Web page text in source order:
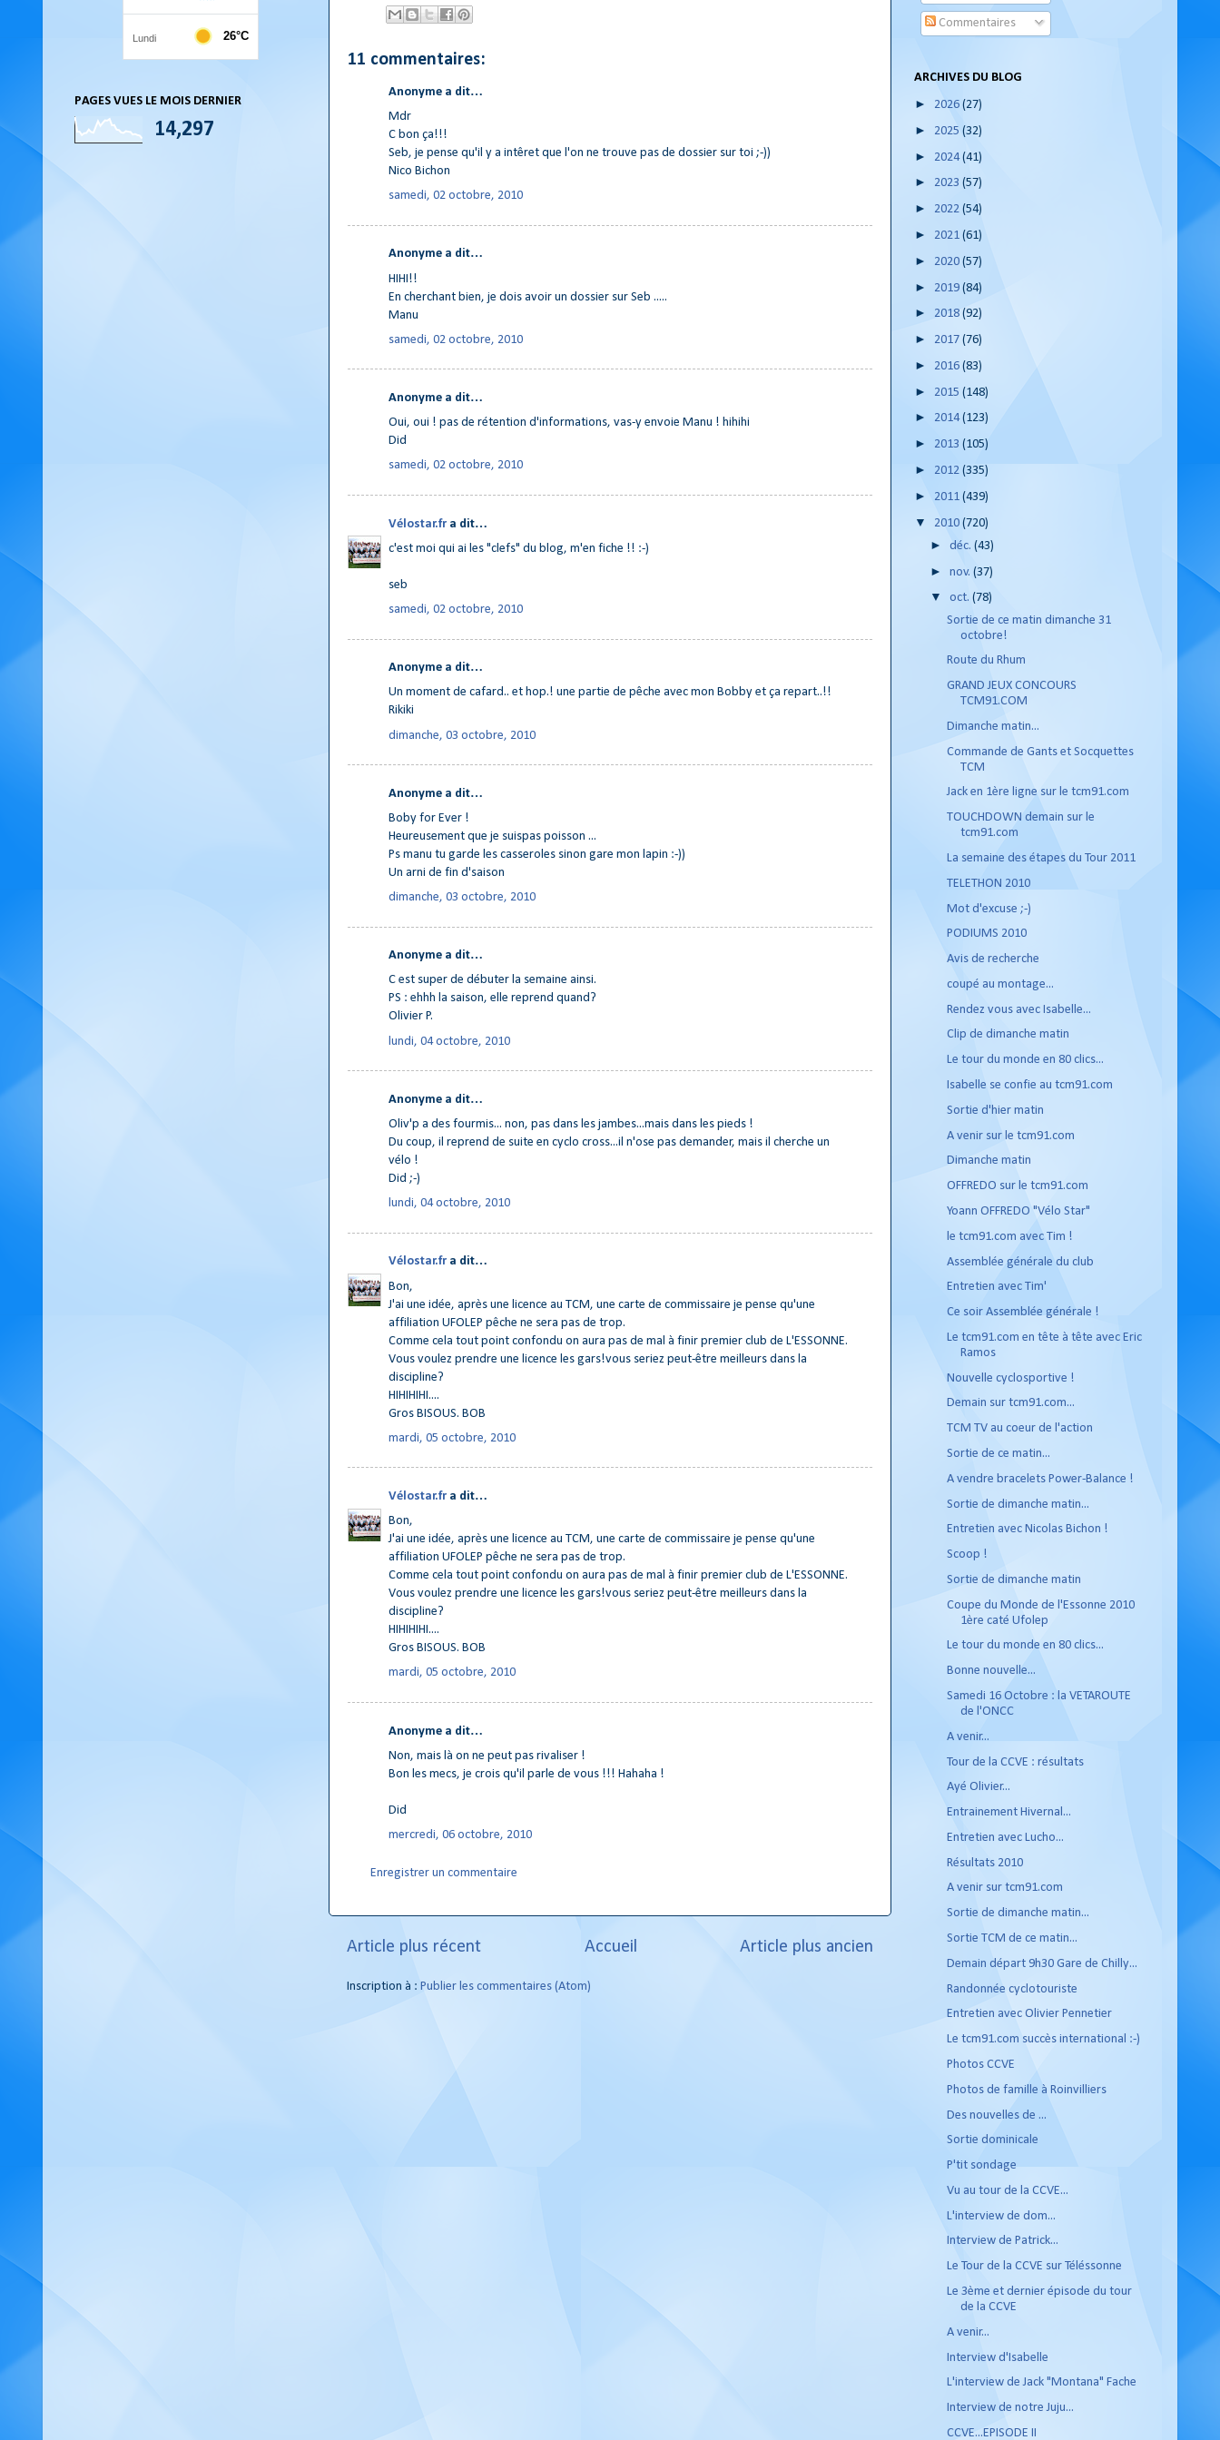
11 commentaires:
Anonyme a dit…
Mdr
C bon ça!!!
Seb, je pense qu'il y a intêret que l'on ne trouve pas de dossier sur toi ;-))
Nico Bichon
samedi, 02 octobre, 2010
Anonyme a dit…
HIHI!!
En cherchant bien, je dois avoir un dossier sur Seb .....
Manu
samedi, 02 octobre, 2010
Anonyme a dit…
Oui, oui ! pas de rétention d'informations, vas-y envoie Manu ! hihihi
Did
samedi, 02 octobre, 2010
Vélostar.fr a dit…
c'est moi qui ai les "clefs" du blog, m'en fiche !! :-)
seb
samedi, 02 octobre, 2010
Anonyme a dit…
Un moment de cafard.. et hop.! une partie de pêche avec mon Bobby et ça repart..!!
Rikiki
dimanche, 03 octobre, 2010
Anonyme a dit…
Boby for Ever !
Heureusement que je suispas poisson ...
Ps manu tu garde les casseroles sinon gare mon lapin :-))
Un arni de fin d'saison
dimanche, 03 octobre, 2010
Anonyme a dit…
C est super de débuter la semaine ainsi.
PS : ehhh la saison, elle reprend quand?
Olivier P.
lundi, 04 octobre, 2010
Anonyme a dit…
Oliv'p a des fourmis... non, pas dans les jambes...mais dans les pieds !
Du coup, il reprend de suite en cyclo cross...il n'ose pas demander, mais il cherche un
vélo !
Did ;-)
lundi, 04 octobre, 2010
Vélostar.fr a dit…
Bon,
J'ai une idée, après une licence au TCM, une carte de commissaire je pense qu'une
affiliation UFOLEP pêche ne sera pas de trop.
Comme cela tout point confondu on aura pas de mal à finir premier club de L'ESSONNE.
Vous voulez prendre une licence les gars!vous seriez peut-être meilleurs dans la
discipline?
HIHIHIHI....
Gros BISOUS. BOB
mardi, 05 octobre, 2010
Vélostar.fr a dit…
Bon,
J'ai une idée, après une licence au TCM, une carte de commissaire je pense qu'une
affiliation UFOLEP pêche ne sera pas de trop.
Comme cela tout point confondu on aura pas de mal à finir premier club de L'ESSONNE.
Vous voulez prendre une licence les gars!vous seriez peut-être meilleurs dans la
discipline?
HIHIHIHI....
Gros BISOUS. BOB
mardi, 05 octobre, 2010
Anonyme a dit…
Non, mais là on ne peut pas rivaliser !
Bon les mecs, je crois qu'il parle de vous !!! Hahaha !
Did
mercredi, 06 octobre, 2010
Enregistrer un commentaire
Article plus récent Article plus ancien
Accueil
Inscription à : Publier les commentaires (Atom)
PAGES VUES LE MOIS DERNIER
14,297
Commentaires
ARCHIVES DU BLOG
► 2026 (27)
► 2025 (32)
► 2024(41)
► 2023 (57)
► 2022 (54)
► 2021 (61)
► 2020 (57)
► 2019 (84)
► 2018 (92)
► 2017 (76)
► 2016 (83)
► 2015 (148)
► 2014(123)
► 2013 (105)
► 2012 (335)
► 2011 (439)
▼ 2010 (720)
►déc.(43)
►nov.(37)
▼oct.(78)
Sortie de ce matin dimanche 31
octobre!
Route du Rhum
GRAND JEUX CONCOURS
TCM91.COM
Dimanche matin...
Commande de Gants et Socquettes
TCM
Jack en 1ère ligne sur le tcm91.com
TOUCHDOWN demain sur le
tcm91.com
La semaine des étapes du Tour 2011
TELETHON 2010
Mot d'excuse ;-)
PODIUMS 2010
Avis de recherche
coupé au montage...
Rendez vous avec Isabelle...
Clip de dimanche matin
Le tour du monde en 80 clics...
Isabelle se confie au tcm91.com
Sortie d'hier matin
A venir sur le tcm91.com
Dimanche matin
OFFREDO sur le tcm91.com
Yoann OFFREDO "Vélo Star"
le tcm91.com avec Tim !
Assemblée générale du club
Entretien avec Tim'
Ce soir Assemblée générale !
Le tcm91.com en tête à tête avec Eric
Ramos
Nouvelle cyclosportive !
Demain sur tcm91.com...
TCM TV au coeur de l'action
Sortie de ce matin...
A vendre bracelets Power-Balance !
Sortie de dimanche matin...
Entretien avec Nicolas Bichon !
Scoop !
Sortie de dimanche matin
Coupe du Monde de l'Essonne 2010
1ère caté Ufolep
Le tour du monde en 80 clics...
Bonne nouvelle...
Samedi 16 Octobre : la VETAROUTE
de l'ONCC
A venir...
Tour de la CCVE : résultats
Ayé Olivier...
Entrainement Hivernal...
Entretien avec Lucho...
Résultats 2010
A venir sur tcm91.com
Sortie de dimanche matin...
Sortie TCM de ce matin...
Demain départ 9h30 Gare de Chilly...
Randonnée cyclotouriste
Entretien avec Olivier Pennetier
Le tcm91.com succès international :-)
Photos CCVE
Photos de famille à Roinvilliers
Des nouvelles de ...
Sortie dominicale
P'tit sondage
Vu au tour de la CCVE...
L'interview de dom...
Interview de Patrick...
Le Tour de la CCVE sur Téléssonne
Le 3ème et dernier épisode du tour
de la CCVE
A venir...
Interview d'Isabelle
L'interview de Jack "Montana" Fache
Interview de notre Juju...
CCVE...EPISODE II